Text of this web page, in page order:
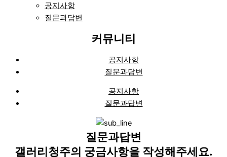
공지사항
질문과답변
커뮤니티
공지사항
질문과답변
공지사항
질문과답변
질문과답변
갤러리청주의 궁금사항을 작성해주세요.